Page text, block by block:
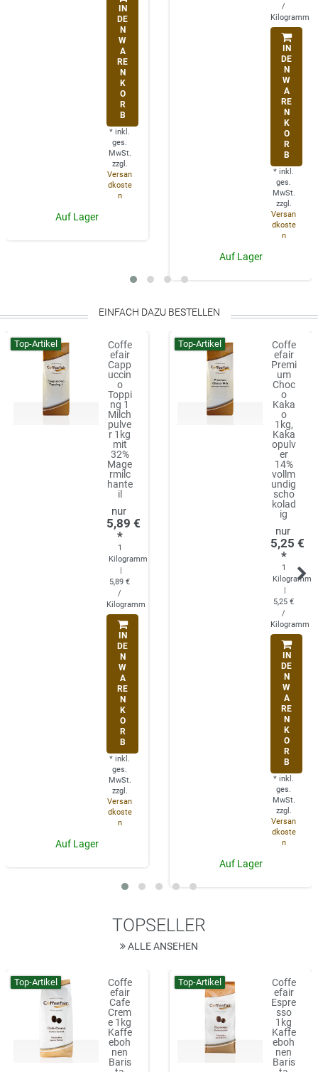
IN
DE
N
W
A
RE
N
K
O
R
B
* inkl.
ges.
MwSt.
zzgl.
Versan
dkoste
n
Auf Lager
/
Kilogramm
IN
DE
N
W
A
RE
N
K
O
R
B
* inkl.
ges.
MwSt.
zzgl.
Versan
dkoste
n
Auf Lager
EINFACH DAZU BESTELLEN
Top-Artikel
Coffe
efair
Capp
uccin
o
Toppi
ng 1
Milch
pulve
r 1kg
mit
32%
Mage
rmilc
hante
il
5,89 €
*
1
Kilogramm
|
5,89 €
/
Kilogramm
IN
DE
N
W
A
RE
N
K
O
R
B
* inkl.
ges.
MwSt.
zzgl.
Versan
dkoste
n
Auf Lager
Top-Artikel
Coffe
efair
Premi
um
Choc
o
Kaka
o
1kg,
Kaka
opulv
er
14%
vollm
undig
scho
kolad
ig
5,25 €
*
1
Kilogramm
|
5,25 €
/
Kilogramm
IN
DE
N
W
A
RE
N
K
O
R
B
* inkl.
ges.
MwSt.
zzgl.
Versan
dkoste
n
Auf Lager
TOPSELLER
ALLE ANSEHEN
Top-Artikel
Coffe
efair
Cafe
Crem
e 1kg
Kaffe
eboh
nen
Baris
Top-Artikel
Coffe
efair
Espre
sso
1kg
Kaffe
eboh
nen
Baris